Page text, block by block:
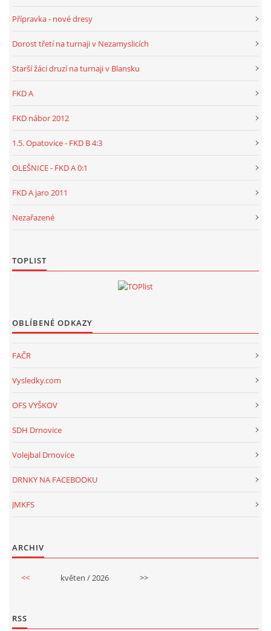
Přípravka - nové dresy
Dorost třetí na turnaji v Nezamyslicích
Starší žáci druzí na turnaji v Blansku
FKD A
FKD nábor 2012
1.5. Opatovice - FKD B 4:3
OLEŠNICE - FKD A 0:1
FKD A jaro 2011
Nezařazené
TOPLIST
OBLÍBENÉ ODKAZY
FAČR
Vysledky.com
OFS VYŠKOV
SDH Drnovice
Volejbal Drnovice
DRNKY NA FACEBOOKU
JMKFS
ARCHIV
<< květen / 2026 >>
RSS